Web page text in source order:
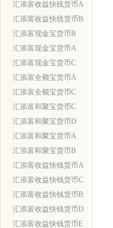
汇添富收益快线货币A
汇添富收益快线货币B
汇添富现金宝货币B
汇添富现金宝货币A
汇添富现金宝货币C
汇添富全额宝货币A
汇添富全额宝货币C
汇添富和聚宝货币C
汇添富和聚宝货币D
汇添富和聚宝货币A
汇添富和聚宝货币B
汇添富收益快钱货币A
汇添富收益快钱货币C
汇添富收益快钱货币B
汇添富收益快钱货币D
汇添富收益快钱货币E